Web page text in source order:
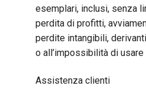
esemplari, inclusi, senza
perdita di profitti,
perdite intangibili,
o all’impossibilità di
Assistenza clienti